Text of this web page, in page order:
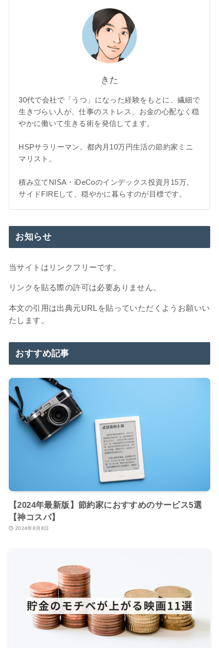
きた
30代で会社で「うつ」になった経験をもとに、繊細で
生きづらい人が、仕事のストレス、お金の心配なく穏
やかに働いて生きる術を発信してます。
HSPサラリーマン。都内月10万円生活の節約家ミニ
マリスト。
積み立てNISA・iDeCoのインデックス投資月15万。
サイドFIREして、穏やかに暮らすのが目標です。
お知らせ
当サイトはリンクフリーです。
リンクを貼る際の許可は必要ありません。
本文の引用は出典元URLを貼っていただくようお願いい
たします。
おすすめ記事
【2024年最新版】節約家におすすめのサービス5選
【神コスパ】
2024年8月8日